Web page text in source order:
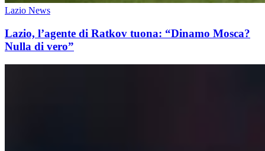
Lazio News
Lazio, l’agente di Ratkov tuona: “Dinamo Mosca?
Nulla di vero”